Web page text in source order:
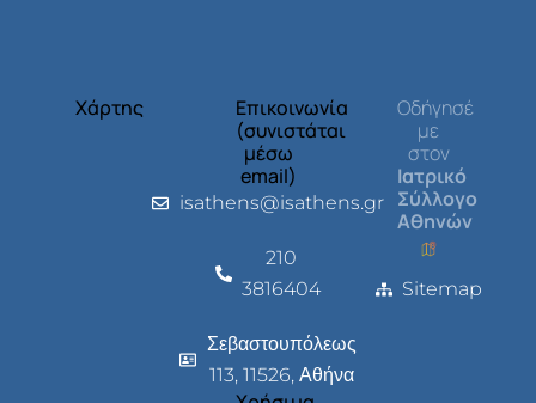
Χάρτης
Επικοινωνία
(συνιστάται
μέσω
email)
isathens@isathens.gr
210
3816404
Σεβαστουπόλεως
113, 11526, Αθήνα
Οδήγησέ
με
στον
Ιατρικό
Σύλλογο
Αθηνών
Sitemap